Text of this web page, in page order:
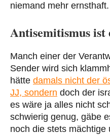
niemand mehr ernsthaft.
Antisemitismus
Manch einer der
Sender wird sich
hätte damals nicht der
JJ, sondern doch der
es wäre ja alles nicht
schwierig genug, gäbe
noch die stets